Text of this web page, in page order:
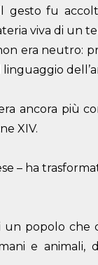
gesto fu
viva di un
era neutro:
ancora più
XIV.
– ha
un popolo che
e animali,